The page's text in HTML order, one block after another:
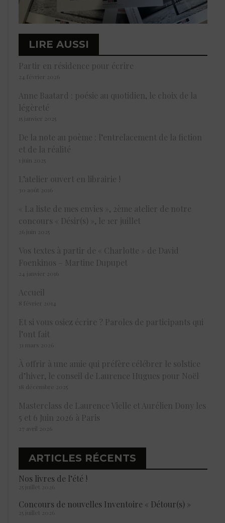
LIRE AUSSI
Partir en résidence pour écrire
24 février 2026
Anne Baatard : poésie au quotidien, le choix de la
légèreté
15 janvier 2025
De la note au poème : l’entrelacement de la fiction
et de la réalité
1 juin 2025
L’atelier ouvert en librairie !
30 août 2016
« La liste de mes envies », 2ème atelier de notre
concours « Désir(s) », le 1er juillet
26 juin 2025
Vos textes à partir de « Charlotte » de David
Foenkinos – Martine Dupupet ‪
24 janvier 2016
Accueil
8 février 2014
Et si vous osiez écrire ? Paroles de participants qui
l’ont fait
31 mars 2026
À offrir à une amie qui préfère célébrer le solstice
d’hiver, le conseil de Laurence Hugues pour Noël
18 décembre 2025
Masterclass de Laurence Vielle et Aurélien Dony les
5 et 6 Juin 2026 à Paris
27 avril 2026
ARTICLES RÉCENTS
Nos livres de l’été !
25 juillet 2026
Concours de nouvelles Inventoire « Détour(s) »
25 juillet 2026